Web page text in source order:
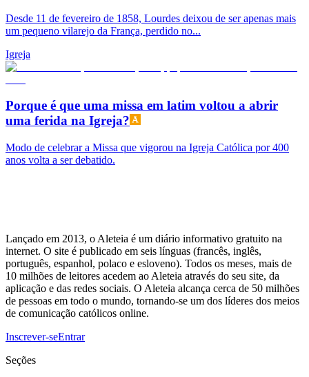
Desde 11 de fevereiro de 1858, Lourdes deixou de ser apenas mais
um pequeno vilarejo da França, perdido no...
Igreja
Porque é que uma missa em latim voltou a abrir
uma ferida na Igreja?
Modo de celebrar a Missa que vigorou na Igreja Católica por 400
anos volta a ser debatido.
Lançado em 2013, o Aleteia é um diário informativo gratuito na
internet. O site é publicado em seis línguas (francês, inglês,
português, espanhol, polaco e esloveno). Todos os meses, mais de
10 milhões de leitores acedem ao Aleteia através do seu site, da
aplicação e das redes sociais. O Aleteia alcança cerca de 50 milhões
de pessoas em todo o mundo, tornando-se um dos líderes dos meios
de comunicação católicos online.
Inscrever-seEntrar
Seções